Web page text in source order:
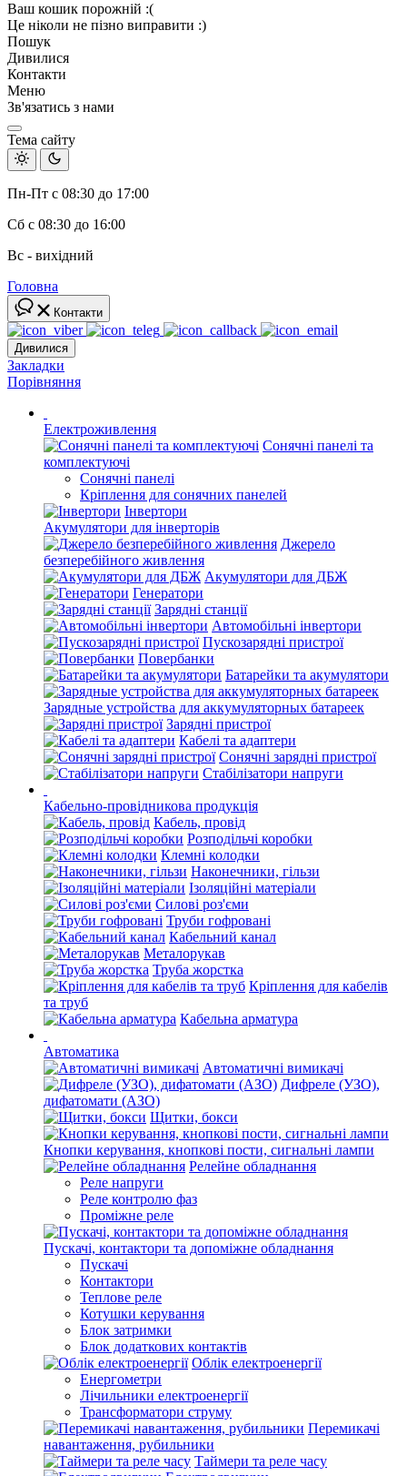
Ваш кошик порожній :(
Це ніколи не пізно виправити :)
Пошук
Дивилися
Контакти
Меню
Зв'язатись з нами
Тема сайту
Пн-Пт с 08:30 до 17:00
Сб с 08:30 до 16:00
Вс - вихідний
Головна
Контакти
Дивилися
Закладки
Порівняння
Електроживлення
Сонячні панелі та
комплектуючі
Сонячні панелі
Кріплення для сонячних панелей
Інвертори
Акумулятори для інверторів
Джерело
безперебійного живлення
Акумулятори для ДБЖ
Генератори
Зарядні станції
Автомобільні інвертори
Пускозарядні пристрої
Повербанки
Батарейки та акумулятори
Зарядные устройства для аккумуляторных батареек
Зарядні пристрої
Кабелі та адаптери
Сонячні зарядні пристрої
Стабілізатори напруги
Кабельно-провідникова продукція
Кабель, провід
Розподільчі коробки
Клемні колодки
Наконечники, гільзи
Ізоляційні матеріали
Силові роз'єми
Труби гофровані
Кабельний канал
Металорукав
Труба жорстка
Кріплення для кабелів
та труб
Кабельна арматура
Автоматика
Автоматичні вимикачі
Дифреле (УЗО),
дифатомати (АЗО)
Щитки, бокси
Кнопки керування, кнопкові пости, сигнальні лампи
Релейне обладнання
Реле напруги
Реле контролю фаз
Проміжне реле
Пускачі, контактори та допоміжне обладнання
Пускачі
Контактори
Теплове реле
Котушки керування
Блок затримки
Блок додаткових контактів
Облік електроенергії
Енергометри
Лічильники електроенергії
Трансформатори струму
Перемикачі
навантаження, рубильники
Таймери та реле часу